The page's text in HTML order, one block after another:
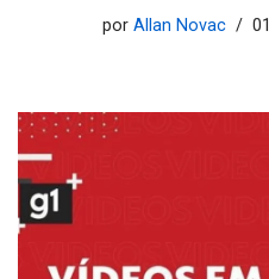
por Allan Novac